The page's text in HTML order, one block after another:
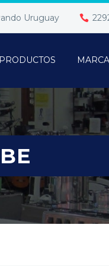
Uruguay
PRODUCTOS